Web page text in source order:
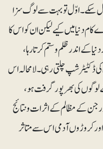
سکے۔ اوّل تو بہت سے لوگ سزا
دنیا میں کیے لیکن ان کو اس کا
کے اندر ظلم و ستم کرتا رہا،
ڈکٹیٹرشپ چلتی رہی۔ لامحالہ اس
کی بھرپور گرفت ہو ،
جن کے مظالم کے اثرات و نتائج
کروڑوں آدمی اس سے متاثر